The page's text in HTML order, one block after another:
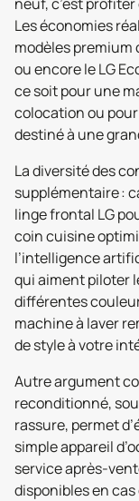
Les économies
modèles premium
ou encore le LG
ce soit pour une
colocation ou
destiné à une
La diversité des
supplémentaire :
linge frontal LG
coin cuisine
l’intelligence
qui aiment piloter
différentes
machine à laver
de style à votre
Autre argument
reconditionné,
rassure, permet
simple appareil
service après-
disponibles en cas